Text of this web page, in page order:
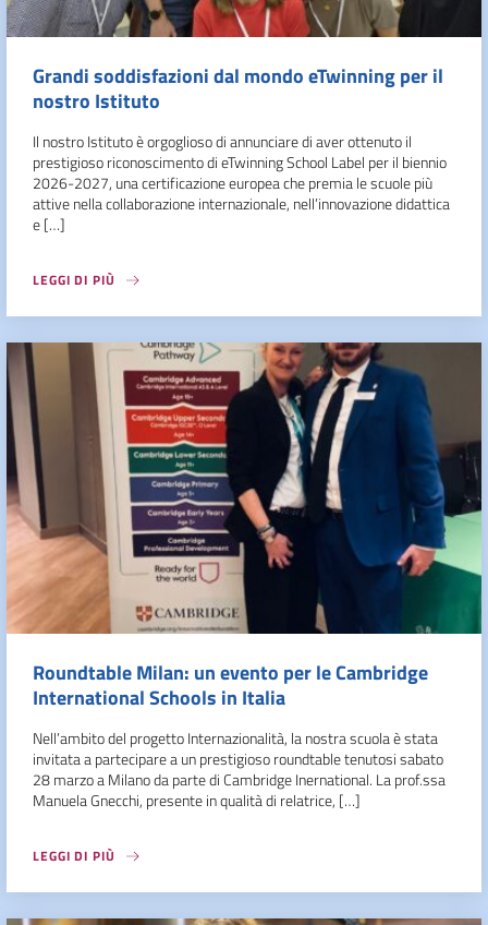
Grandi soddisfazioni dal mondo eTwinning per il
nostro Istituto
Il nostro Istituto è orgoglioso di annunciare di aver ottenuto il
prestigioso riconoscimento di eTwinning School Label per il biennio
2026-2027, una certificazione europea che premia le scuole più
attive nella collaborazione internazionale, nell’innovazione didattica
e […]
LEGGI DI PIÙ
Roundtable Milan: un evento per le Cambridge
International Schools in Italia
Nell’ambito del progetto Internazionalità, la nostra scuola è stata
invitata a partecipare a un prestigioso roundtable tenutosi sabato
28 marzo a Milano da parte di Cambridge Inernational. La prof.ssa
Manuela Gnecchi, presente in qualità di relatrice, […]
LEGGI DI PIÙ